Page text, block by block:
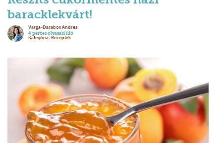
baracklekvárt!
Varga-Darabos Andrea
4 perces olvasási idő
Kategória: Receptek